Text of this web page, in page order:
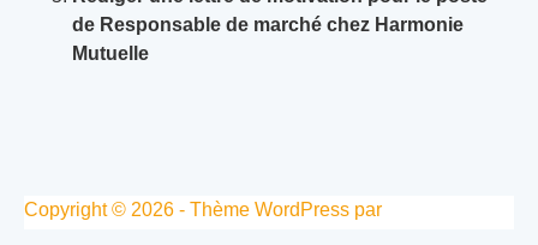
de Responsable de marché chez Harmonie
Mutuelle
Copyright © 2026 - Thème WordPress par